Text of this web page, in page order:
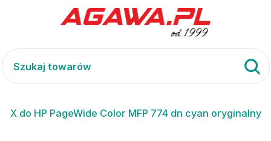
do HP PageWide Color MFP 774 dn cyan oryginalny